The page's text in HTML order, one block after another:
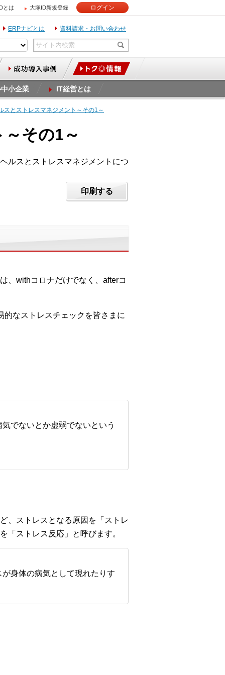
とは 大塚ID新規登録 ログイン
ERPナビとは 資料請求・お問い合わせ
小企業 IT経営とは
スとストレスマネジメント～その1～
その1～
ルスとストレスマネジメントにつ
印刷する
、withコロナだけでなく、afterコ
なストレスチェックを皆さまに
でないとか虚弱でないという
、ストレスとなる原因を「ストレ
「ストレス反応」と呼びます。
身体の病気として現れたりす